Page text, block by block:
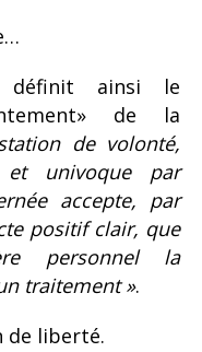
définit ainsi le
de la
de volonté,
et univoque par
accepte, par
positif clair, que
personnel la
traitement ».
de liberté.